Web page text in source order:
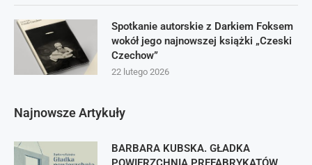
Spotkanie autorskie z Darkiem Foksem
wokół jego najnowszej książki „Czeski
Czechow”
22 lutego 2026
Najnowsze Artykuły
BARBARA KUBSKA. GŁADKA